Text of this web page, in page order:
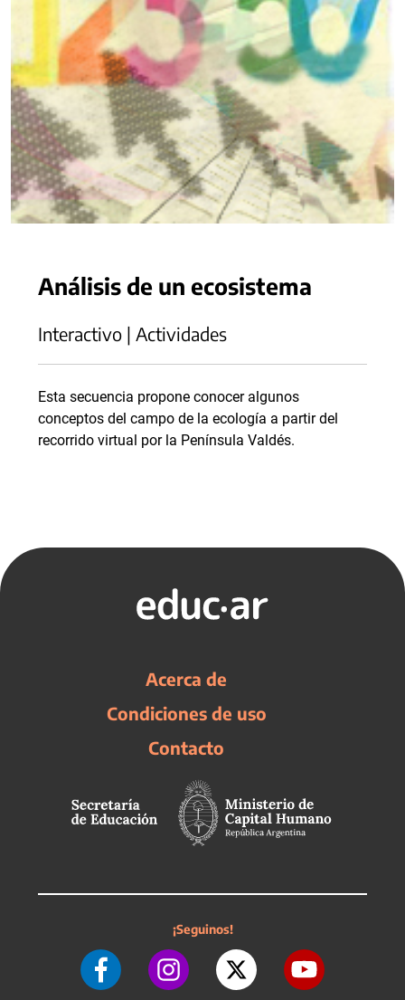
Análisis de un ecosistema
Interactivo | Actividades
Esta secuencia propone conocer algunos
conceptos del campo de la ecología a partir del
recorrido virtual por la Península Valdés.
Acerca de
Condiciones de uso
Contacto
¡Seguinos!